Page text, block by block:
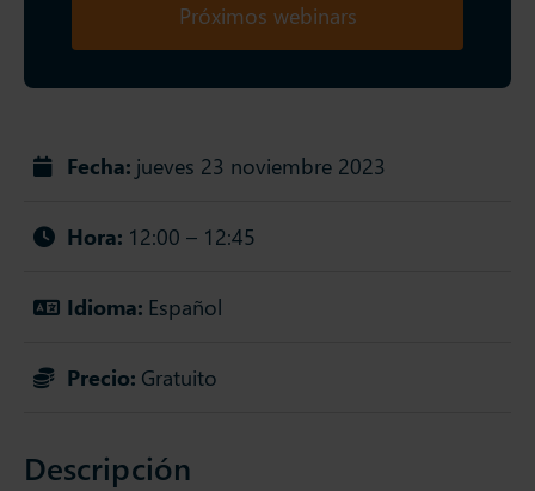
Próximos webinars
Descripción
Fecha: jueves 23 noviembre 2023
Hora: 12:00 – 12:45
Idioma: Español
Precio: Gratuito